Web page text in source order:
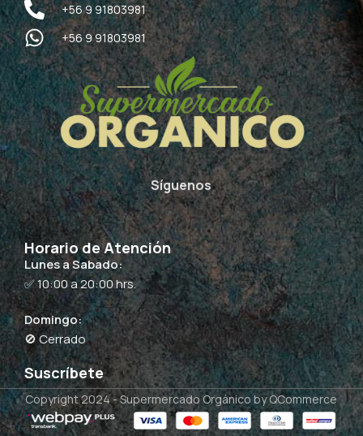
+56 9 91803981
+56 9 91803981
Síguenos
Horario de Atención
Lunes a Sabado:
✅ 10:00 a 20:00 hrs.
Domingo:
🚫 Cerrado
Suscríbete
Copyright 2024 -Supermercado Orgánico by QCommerce